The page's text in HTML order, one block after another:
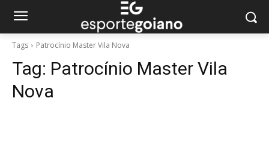
Tags Patrocínio Master Vila Nova
Tag: Patrocínio Master Vila
Nova